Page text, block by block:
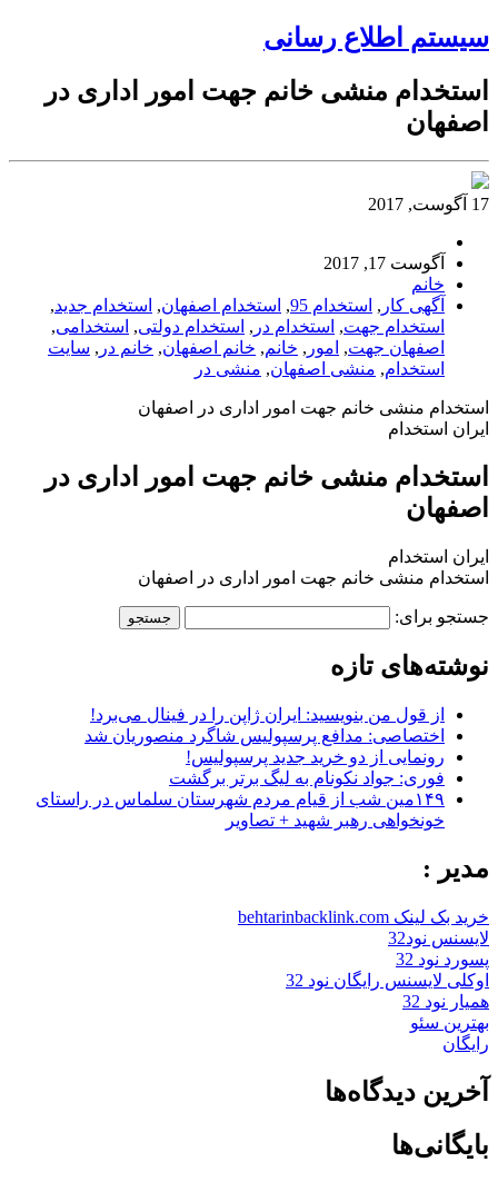
سیستم اطلاع رسانی
استخدام منشی خانم جهت امور اداری در
اصفهان
17 آگوست, 2017
آگوست 17, 2017
خانم
آگهی کار , استخدام 95 , استخدام اصفهان, استخدام جدید,
استخدام جهت, استخدام در , استخدام دولتی, استخدامی,
اصفهان جهت, امور , خانم, خانم اصفهان, خانم در , سایت
استخدام, منشی اصفهان, منشی در
استخدام منشی خانم جهت امور اداری در اصفهان
ایران استخدام
استخدام منشی خانم جهت امور اداری در
اصفهان
ایران استخدام
استخدام منشی خانم جهت امور اداری در اصفهان
جستجو برای:
نوشته‌های تازه
از قول من بنویسید: ایران ژاپن را در فینال می‌برد!
اختصاصی: مدافع پرسپولیس شاگرد منصوریان شد
رونمایی از دو خرید جدید پرسپولیس!
فوری: جواد نکونام به لیگ برتر برگشت
۱۴۹مین شب از قیام مردم شهرستان سلماس در راستای
خونخواهی رهبر شهید + تصاویر
مدیر :
خرید بک لینک behtarinbacklink.com
لایسنس نود32
پسورد نود 32
اوکلی لایسنس رایگان نود 32
همیار نود 32
بهترین سئو
رایگان
آخرین دیدگاه‌ها
بایگانی‌ها